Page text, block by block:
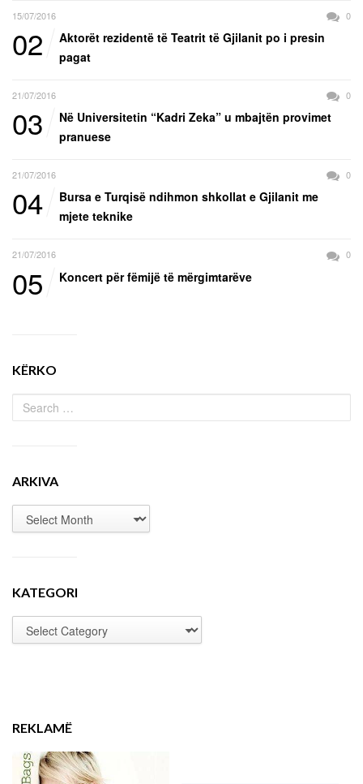
15/07/2016 0
02
Aktorët rezidentë të Teatrit të Gjilanit po i presin
pagat
21/07/2016 0
03
Në Universitetin “Kadri Zeka” u mbajtën provimet
pranuese
21/07/2016 0
04
Bursa e Turqisë ndihmon shkollat e Gjilanit me
mjete teknike
21/07/2016 0
05 Koncert për fëmijë të mërgimtarëve
KËRKO
ARKIVA
KATEGORI
REKLAMË